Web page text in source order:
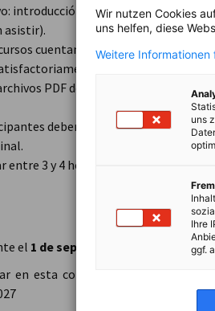
introducción y preparación para el
asistir).
cuentan con entregas
en el periodo de seis
PDF descargables, videos,
deberán haber completado
entre 3 y 4 horas semanales al
el 1 de septiembre de 2026
en esta cohorte,
Wir nutzen Cookies
uns helfen, diese
Weitere
uns
Ihre
ggf.